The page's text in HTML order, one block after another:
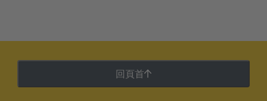
回頁首